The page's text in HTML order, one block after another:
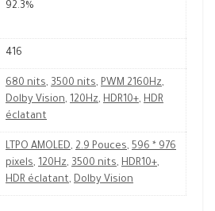
92.3%
416
680 nits, 3500 nits, PWM 2160Hz,
Dolby Vision, 120Hz, HDR10+, HDR
éclatant
LTPO AMOLED, 2.9 Pouces, 596 * 976
pixels, 120Hz, 3500 nits, HDR10+,
HDR éclatant, Dolby Vision